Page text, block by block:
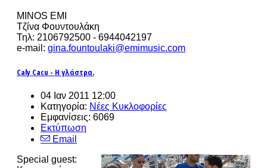
MINOS EMI
Τζίνα Φουντουλάκη
Τηλ: 2106792500 - 6944042197
e-mail: gina.fountoulaki@emimusic.com
Caly Cacu - Η γλάστρα.
04 Ιαν 2011 12:00
Κατηγορία: Νέες Κυκλοφορίες
Εμφανίσεις: 6069
Εκτύπωση
Email
Special guest: